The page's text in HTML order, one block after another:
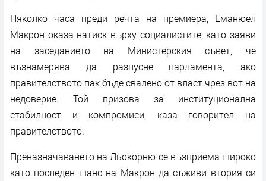
Няколко часа преди речта на премиера, Еманюел
Макрон оказа натиск върху социалистите, като заяви
на заседанието на Министерския съвет, че
възнамерява да разпусне парламента, ако
правителството пак бъде свалено от власт чрез вот на
недоверие. Той призова за институционална
стабилност и компромиси, каза говорител на
правителството.
Преназначаването на Льокорню се възприема широко
като последен шанс на Макрон да съживи втория си